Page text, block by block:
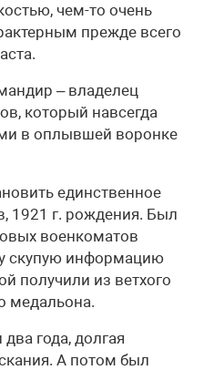
чем-то очень
прежде всего
– владелец
который навсегда
в оплывшей воронке
единственное
1921 г. рождения. Был
военкоматов
скупую информацию
получили из ветхого
медальона.
года, долгая
А потом был